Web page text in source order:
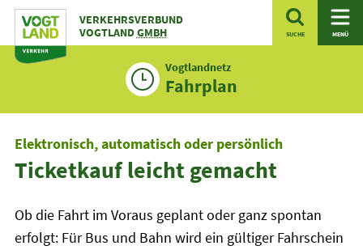
Zum
Inhalt
VERKEHRSVERBUND
VOGTLANDGMBH SUCHE MENÜ
Vogtlandnetz
Fahrplan
Elektronisch, automatisch oder persönlich
Ticketkauf leicht gemacht
Ob die Fahrt im Voraus geplant oder ganz spontan
erfolgt: Für Bus und Bahn wird ein gültiger Fahrschein